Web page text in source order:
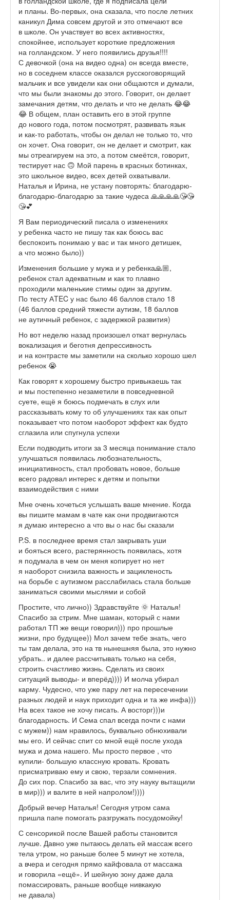
и планы. Во-первых, она сказала, что после летних
каникул Дима совсем другой и это отмечают все
в школе. Он участвует во всех активностях,
спокойнее, использует короткие предложения
на голландском. У него появились друзья!!!!
С девочкой (она на видео одна) он всегда вместе,
но в соседнем классе оказался русскоговорящий
мальчик и все увидели как они общаются и думали,
что мы были знакомы до этого. Говорит, он делает
замечания детям, что делать и что не делать 😂😂
😂 В общем, план оставить его в этой группе
до нового года, потом посмотрят, развивать язык
и как-то работать, чтобы он делал не только то, что
он хочет. Она говорит, он не делает и смотрит, как
мы отреагируем на это, а потом смеётся, говорит,
тестирует нас 🙃 Мой парень в красных ботинках,
это школьное видео, всех детей охватывали.
Наталья и Ирина, не устану повторять: благодарю-
благодарю-благодарю за такие чудеса 🙏🙏🙏🙏😘😘
😘💕
Я Вам периодический писала о изменениях
у ребенка часто не пишу так как боюсь вас
беспокоить понимаю у вас и так много детишек,
а что можно было))
Изменения большие у мужа и у ребенка🙏🏼,
ребенок стал адекватным и как то плавно
проходили маленькие стимы один за другим.
По тесту АTEC у нас было 46 баллов стало 18
(46 баллов средний тяжести аутизм, 18 баллов
не аутичный ребенок, с задержкой развития)
Но вот неделю назад произошел откат вернулась
вокализация и беготня депрессивность
и на контрасте мы заметили на сколько хорошо шел
ребенок 😭
Как говорят к хорошему быстро привыкаешь так
и мы постепенно незаметили в повседневной
суете, ещё я боюсь подмечать в слух или
рассказывать кому то об улучшениях так как опыт
показывает что потом наоборот эффект как будто
сглазила или спугнула успехи
Если подводить итоги за 3 месяца понимание стало
улучшаться появилась любознательность,
инициативность, стал пробовать новое, больше
всего радовал интерес к детям и попытки
взаимодействия с ними
Мне очень хочеться услышать ваше мнение. Когда
вы пишите мамам в чате как они продвигаются
я думаю интересно а что вы о нас бы сказали
P.S. в последнее время стал закрывать уши
и бояться всего, растерянность появилась, хотя
я подумала в чем он меня копирует но нет
я наоборот снизила важность и зацикленость
на борьбе с аутизмом расслабилась стала больше
заниматься своими мыслями и собой
Простите, что лично)) Здравствуйте 🌞 Наталья!
Спасибо за стрим. Мне шаман, который с нами
работал ТП же вещи говорил))) про прошлые
жизни, про будущее)) Мол зачем тебе знать, чего
ты там делала, это на тв нынешняя была, это нужно
убрать.. и далее рассчитывать только на себя,
строить счастливо жизнь. Сделать из своих
ситуаций выводы- и вперёд)))) И молча убирал
карму. Чудесно, что уже пару лет на пересечении
разных людей и наук приходит одна и та же инфа)))
На всех такое не хочу писать. А восторг)))и
благодарность. И Сема спал всегда почти с нами
с мужем)) нам нравилось, буквально обнюхивали
мы его. И сейчас спит со мной ещё после ухода
мужа и дома нашего. Мы просто первое , что
купили- большую классную кровать. Кровать
присматриваю ему и свою, терзали сомнения.
До сих пор. Спасибо за вас, что эту науку вытащили
в мир))) и валите в ней напролом!))))
Добрый вечер Наталья! Сегодня утром сама
пришла папе помогать разгружать посудомойку!
С сенсорикой после Вашей работы становится
лучше. Давно уже пытаюсь делать ей массаж всего
тела утром, но раньше более 5 минут не хотела,
а вчера и сегодня прямо кайфовала от массажа
и говорила «ещё». И шейную зону даже дала
помассировать, раньше вообще нивкакую
не давала)